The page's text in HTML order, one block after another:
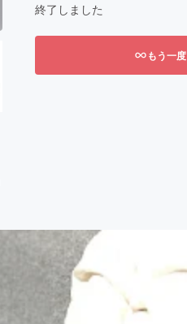
終了しました
もう一